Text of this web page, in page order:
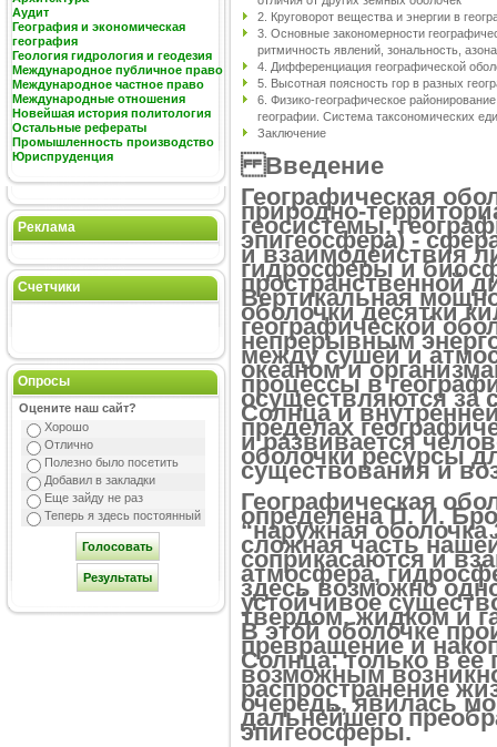
Аудит
География и экономическая
география
Геология гидрология и геодезия
Международное публичное право
Международное частное право
Международные отношения
Новейшая история политология
Остальные рефераты
Промышленность производство
Юриспруденция
Реклама
Счетчики
Опросы
Оцените наш сайт?
Хорошо
Отлично
Полезно было посетить
Добавил в закладки
Еще зайду не раз
Теперь я здесь постоянный
2. Круговорот вещества и энергии в
3. Основные закономерности
ритмичность явлений, зональность,
4. Дифференциация географической
5. Высотная поясность гор в разных
6. Физико-географическое
географии. Система таксономических
Заключение
Введение
Географическая
природно-
геосистемы,
эпигеосфера) -
и взаимодействия
гидросферы и
пространственной
Вертикальная
оболочки десятки
географической
непрерывным
между сушей и
океаном и
процессы в
осуществляются за
Солнца и
пределах
и развивается
оболочки ресурсы
существования и
Географическая
определена П. И.
“наружная
сложная часть
соприкасаются и
атмосфера,
здесь возможно
устойчивое
твердом, жидком и
В этой оболочке
превращение и
Солнца; только в ее
возможным
распространение
очередь, явилась
дальнейшего
эпигеосферы.